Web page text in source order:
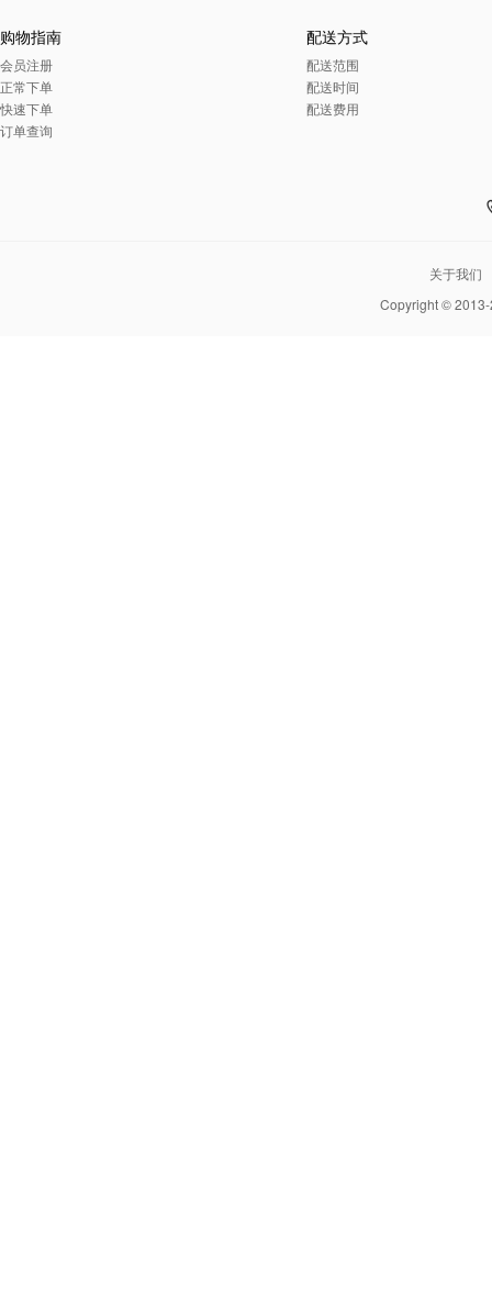
购物指南
会员注册
正常下单
快速下单
订单查询
配送方式
配送范围
配送时间
配送费用
关于我们
Copyright ©